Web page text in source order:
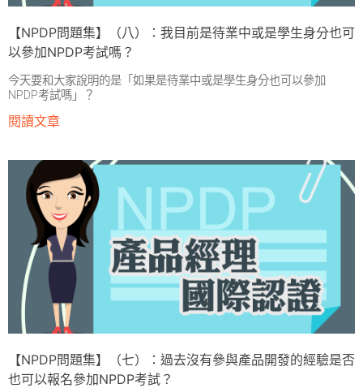
【NPDP問題集】（八）：我目前是待業中或是學生身分也可
以參加NPDP考試嗎？
今天要和大家說明的是「如果是待業中或是學生身分也可以參加
NPDP考試嗎」？
閱讀文章
【NPDP問題集】（七）：過去沒有參與產品開發的經驗是否
也可以報名參加NPDP考試？